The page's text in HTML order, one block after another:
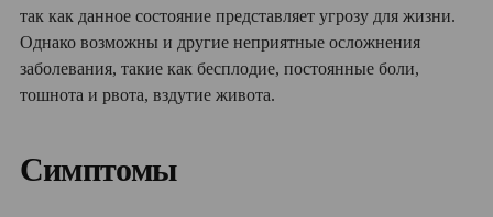
так как данное состояние представляет угрозу для жизни.
Однако возможны и другие неприятные осложнения
заболевания, такие как бесплодие, постоянные боли,
тошнота и рвота, вздутие живота.
Симптомы